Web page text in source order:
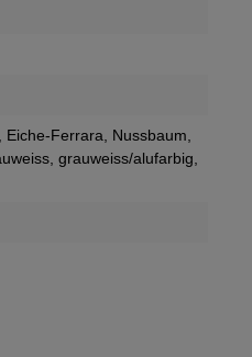
, Eiche-Ferrara, Nussbaum,
, grauweiss/alufarbig,